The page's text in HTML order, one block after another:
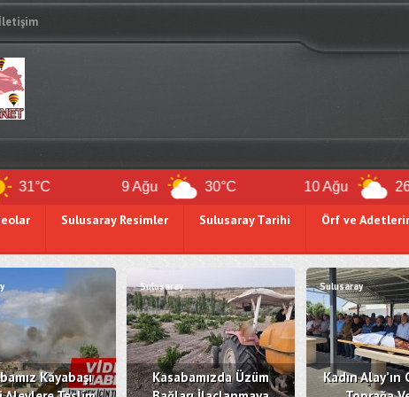
İletişim
30°C 26°C
Sulusaray Resimler Sulusaray Tarihi Örf ve
Kayabaşı
Sulusaray
Kasabamızda Üzüm
Sulusaray
Kadın Alay’ın